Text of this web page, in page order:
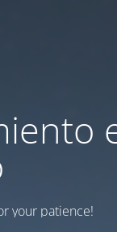
your patience!